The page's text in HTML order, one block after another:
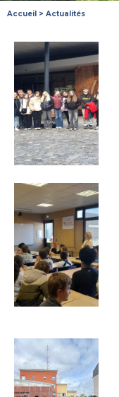
Accueil > Actualités